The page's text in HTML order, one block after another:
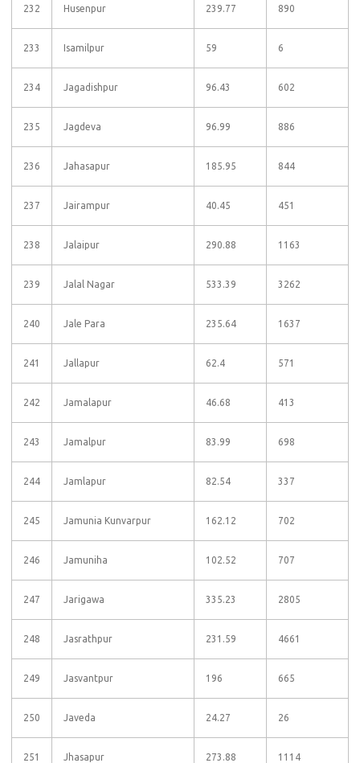
232 Husenpur 239.77 890
233 Isamilpur 59 6
234 Jagadishpur 96.43 602
235 Jagdeva 96.99 886
236 Jahasapur 185.95 844
237 Jairampur 40.45 451
238 Jalaipur 290.88 1163
239 Jalal Nagar 533.39 3262
240 Jale Para 235.64 1637
241 Jallapur 62.4 571
242 Jamalapur 46.68 413
243 Jamalpur 83.99 698
244 Jamlapur 82.54 337
245 Jamunia Kunvarpur 162.12 702
246 Jamuniha 102.52 707
247 Jarigawa 335.23 2805
248 Jasrathpur 231.59 4661
249 Jasvantpur 196 665
250 Javeda 24.27 26
251 Jhasapur 273.88 1114